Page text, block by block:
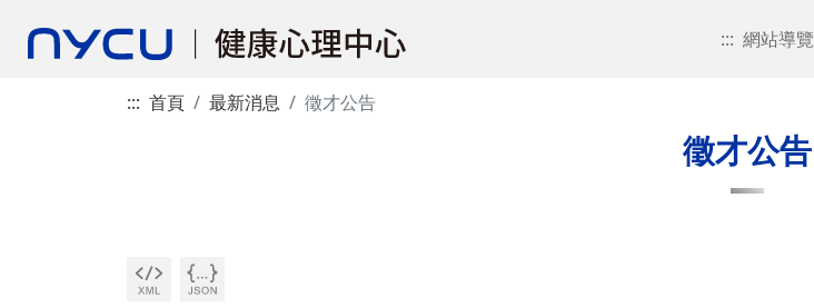
::: 網站導覽
::: 首頁 最新消息 徵才公告
徵才公告